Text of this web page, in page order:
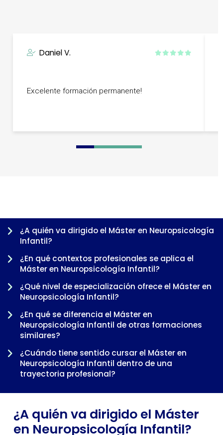
Daniel V.
Excelente formación permanente!
0 1 2 3 4 5 6 7 8
¿A quién va dirigido el Máster en Neuropsicología
Infantil?
¿En qué contextos profesionales se aplica el
Máster en Neuropsicología Infantil?
¿Qué nivel de especialización ofrece el Máster en
Neuropsicología Infantil?
¿En qué se diferencia el Máster en
Neuropsicología Infantil de otras formaciones
similares?
¿Cuándo tiene sentido cursar el Máster en
Neuropsicología Infantil dentro de una
trayectoria profesional?
¿A quién va dirigido el Máster
en Neuropsicología Infantil?